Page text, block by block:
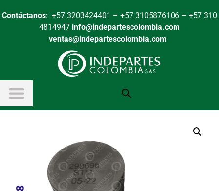
Contáctanos: +57 3203424401 – +57 3105876106 – +57 310
4814947 info@indepartescolombia.com
ventas@indepartescolombia.com